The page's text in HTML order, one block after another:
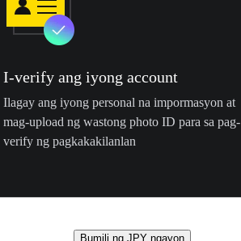
I-verify ang iyong account
Ilagay ang iyong personal na impormasyon at
mag-upload ng wastong photo ID para sa pag-
verify ng pagkakakilanlan
Bumili ng JPY ngayon